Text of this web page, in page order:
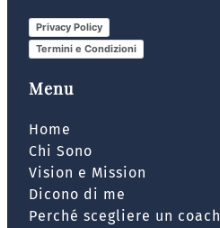
Privacy Policy
Termini e Condizioni
Menu
Home
Chi Sono
Vision e Mission
Dicono di me
Perché scegliere un coach